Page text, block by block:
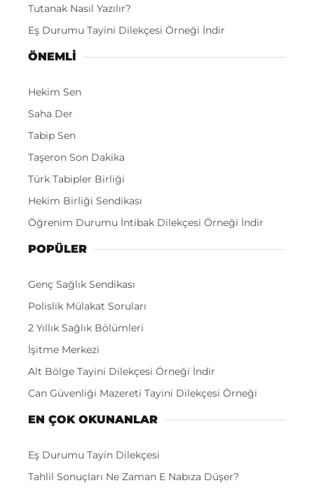
Tutanak Nasıl Yazılır?
Eş Durumu Tayini Dilekçesi Örneği İndir
ÖNEMLI
Hekim Sen
Saha Der
Tabip Sen
Taşeron Son Dakika
Türk Tabipler Birliği
Hekim Birliği Sendikası
Öğrenim Durumu İntibak Dilekçesi Örneği İndir
POPÜLER
Genç Sağlık Sendikası
Polislik Mülakat Soruları
2 Yıllık Sağlık Bölümleri
İşitme Merkezi
Alt Bölge Tayini Dilekçesi Örneği İndir
Can Güvenliği Mazereti Tayini Dilekçesi Örneği
EN ÇOK OKUNANLAR
Eş Durumu Tayin Dilekçesi
Tahlil Sonuçları Ne Zaman E Nabıza Düşer?